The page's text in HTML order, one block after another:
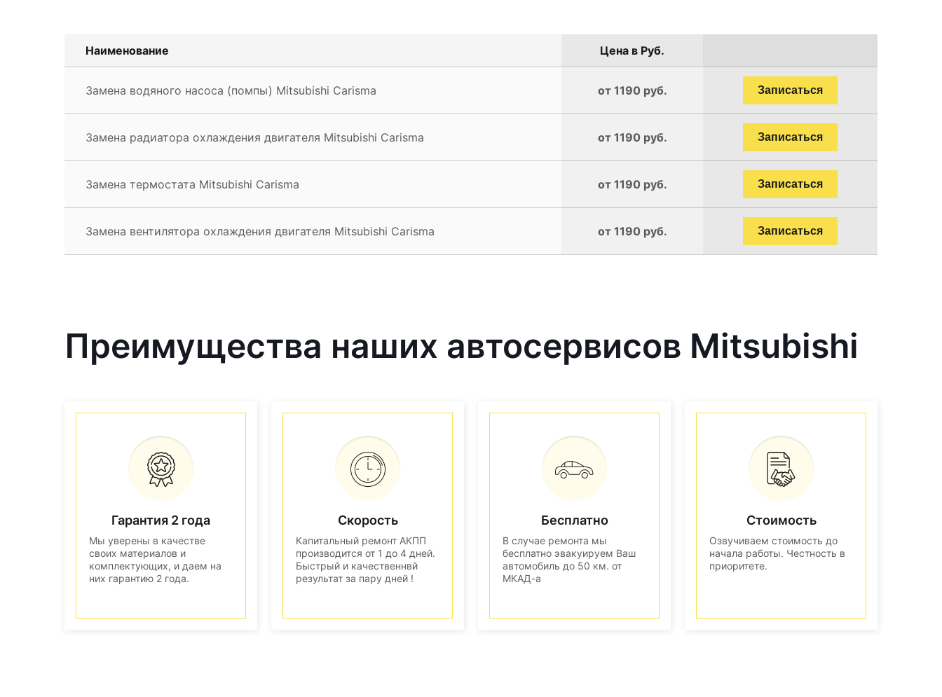
Наименование Цена в Руб.
Замена водяного насоса (помпы) Mitsubishi Carisma от 1190 руб. Записаться
Замена радиатора охлаждения двигателя Mitsubishi Carisma от 1190 руб. Записаться
Замена термостата Mitsubishi Carisma от 1190 руб. Записаться
Замена вентилятора охлаждения двигателя Mitsubishi Carisma от 1190 руб. Записаться
Преимущества наших автосервисов Mitsubishi
Гарантия 2 года
Мы уверены в качестве
своих материалов и
комплектующих, и даем на
них гарантию 2 года.
Скорость
Капитальный ремонт АКПП
производится от 1 до 4 дней.
Быстрый и качественнвй
результат за пару дней !
Бесплатно
В случае ремонта мы
бесплатно эвакуируем Ваш
автомобиль до 50 км. от
МКАД-а
Стоимость
Озвучиваем стоимость до
начала работы. Честность в
приоритете.